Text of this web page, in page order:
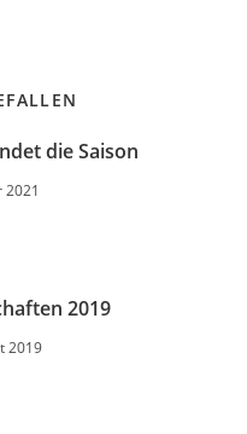
die Saison
2021
2019
2019